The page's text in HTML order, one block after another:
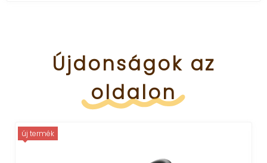
Újdonságok az
oldalon
új termék